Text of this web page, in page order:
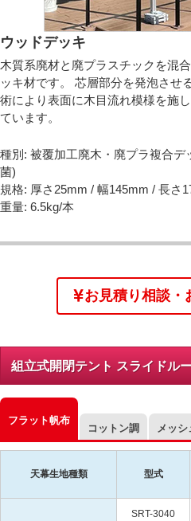
ウッドデッキ
木質系廃材と廃プラスチックを混
ッキ材です。 芯層部分を発泡させ
術により表面に木目流れ模様を施
ています。
種別: 被覆加工廃木・廃プラ複合
菌)
規格: 厚さ25mm / 幅145mm / 長さ
重量: 6.5kg/本
お見積り相談・
組立式開閉テント スライドル
フラット帆布
コットン調 メッシ
天幕生地種類 型式
SRT-3040